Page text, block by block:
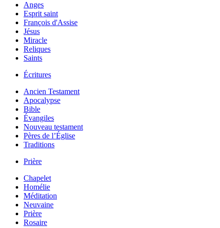
Anges
Esprit saint
François d'Assise
Jésus
Miracle
Reliques
Saints
Écritures
Ancien Testament
Apocalypse
Bible
Évangiles
Nouveau testament
Pères de l’Église
Traditions
Prière
Chapelet
Homélie
Méditation
Neuvaine
Prière
Rosaire